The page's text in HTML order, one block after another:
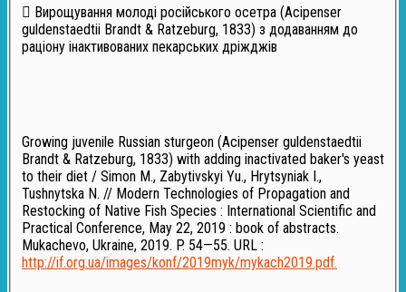
Вирощування молоді російського осетра (Acipenser
guldenstaedtii Brandt & Ratzeburg, 1833) з додаванням до
раціону інактивованих пекарських дріжджів
Growing juvenile Russian sturgeon (Acipenser guldenstaedtii
Brandt & Ratzeburg, 1833) with adding inactivated baker's yeast
to their diet / Simon M., Zabytivskyi Yu., Hrytsyniak I.,
Tushnytska N. // Modern Technologies of Propagation and
Restocking of Native Fish Species : International Scientific and
Practical Conference, May 22, 2019 : book of abstracts.
Mukachevo, Ukraine, 2019. P. 54—55. URL :
http://if.org.ua/images/konf/2019myk/mykach2019.pdf.